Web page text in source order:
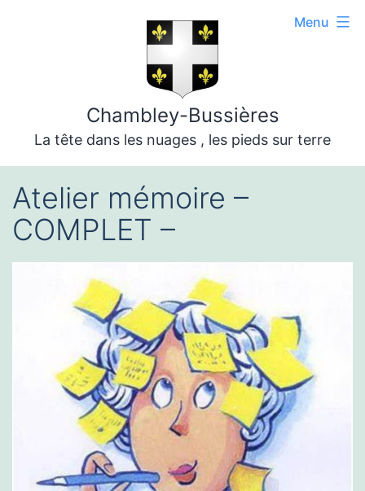
Chambley-Bussières
La tête dans les nuages , les pieds sur terre
Menu
Atelier mémoire –
COMPLET –